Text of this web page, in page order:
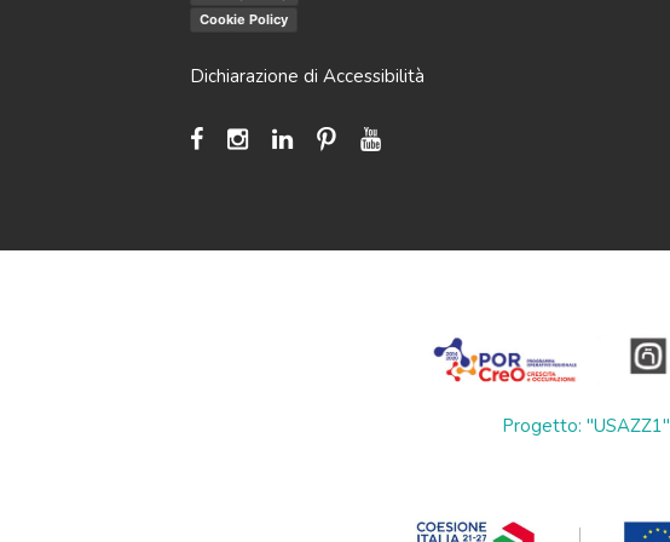
Cookie Policy
Dichiarazione di Accessibilità
Progetto: "USAZZ1"